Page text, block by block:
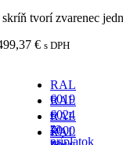
tvorí zvarenec
€ s DPH
RAL
6019
-
za
príplatok
RAL
6024
-
RAL
7000
RAL